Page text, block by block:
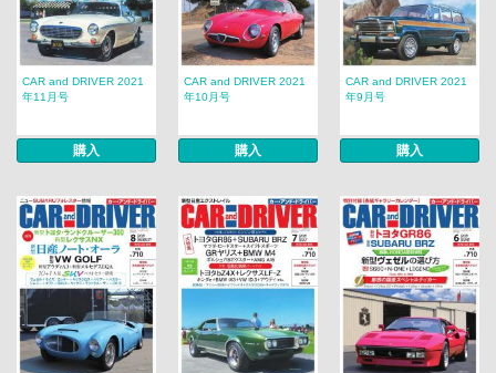
CAR and DRIVER 2021
年11月号
購入
CAR and DRIVER 2021
年10月号
購入
CAR and DRIVER 2021
年9月号
購入